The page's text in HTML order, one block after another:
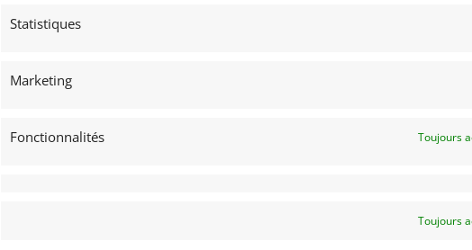
Statistiques
Marketing
Fonctionnalités Toujours
Toujours
15
[VENDU]
usine à faible kilométrage. Eligible
pour le trophée Masters GT et bien